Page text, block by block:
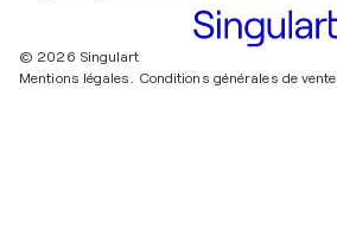
© 2026 Singulart
Mentions légales. Conditions générales de vente